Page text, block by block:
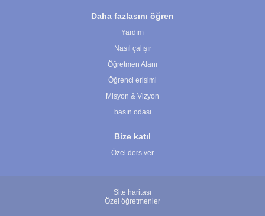
Daha fazlasını öğren
Yardım
Nasıl çalışır
Öğretmen Alanı
Öğrenci erişimi
Misyon & Vizyon
basın odası
Bize katıl
Özel ders ver
Site haritası
Özel öğretmenler